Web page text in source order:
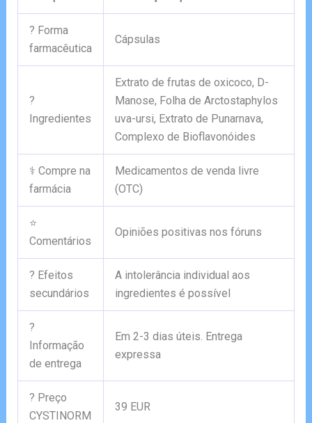
? Forma
farmacêutica
Cápsulas
?
Ingredientes
Extrato de frutas de oxicoco, D-
Manose, Folha de Arctostaphylos
uva-ursi, Extrato de Punarnava,
Complexo de Bioflavonóides
⚕️ Compre na
farmácia
Medicamentos de venda livre
(OTC)
⭐
Comentários
Opiniões positivas nos fóruns
? Efeitos
secundários
A intolerância individual aos
ingredientes é possível
?
Informação
de entrega
Em 2-3 dias úteis. Entrega
expressa
? Preço
CYSTINORM
39 EUR